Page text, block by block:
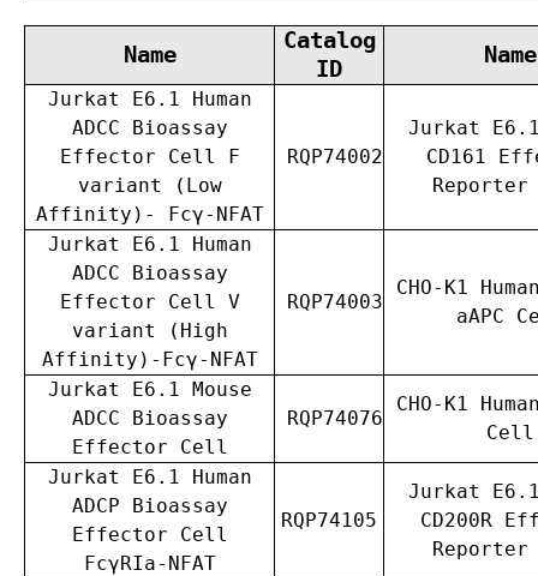
Name
Catalog
ID
Name
Jurkat E6.1 Human
ADCC Bioassay
Effector Cell F
variant (Low
Affinity)- Fcγ-NFAT
RQP74002
Jurkat E6.1
CD161
Jurkat E6.1 Human
ADCC Bioassay
Effector Cell V
variant (High
Affinity)-Fcγ-NFAT
RQP74003
CHO-K1
aAPC
Jurkat E6.1 Mouse
ADCC Bioassay
Effector Cell
RQP74076
CHO-K1
Cell
Jurkat E6.1 Human
ADCP Bioassay
Effector Cell
FcγRIa-NFAT
RQP74105
Jurkat E6.1
CD200R